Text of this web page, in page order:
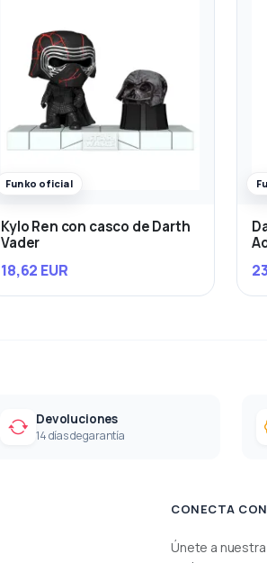
Funko oficial
Kylo Ren con casco de Darth
Vader
18,62 EUR
Devoluciones
14 días de garantía
CONECTA
Únete a